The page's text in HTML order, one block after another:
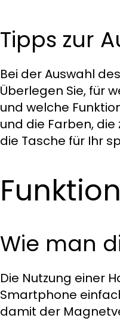
Tipps zur
Bei der Auswahl
Überlegen Sie, für
und welche
und die Farben,
die Tasche für Ihr
Wie man
Die Nutzung einer
Smartphone
damit der